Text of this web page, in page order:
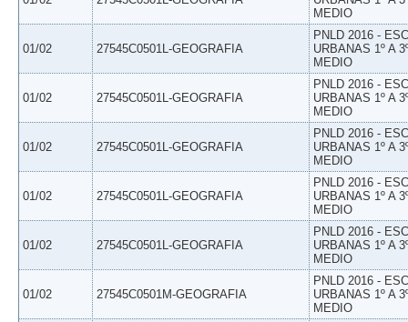
MEDIO
01/02 27545C0501L-GEOGRAFIA
PNLD 2016 -
URBANAS 1º A
MEDIO
01/02 27545C0501L-GEOGRAFIA
PNLD 2016 -
URBANAS 1º A
MEDIO
01/02 27545C0501L-GEOGRAFIA
PNLD 2016 -
URBANAS 1º A
MEDIO
01/02 27545C0501L-GEOGRAFIA
PNLD 2016 -
URBANAS 1º A
MEDIO
01/02 27545C0501L-GEOGRAFIA
PNLD 2016 -
URBANAS 1º A
MEDIO
01/02 27545C0501M-GEOGRAFIA
PNLD 2016 -
URBANAS 1º A
MEDIO